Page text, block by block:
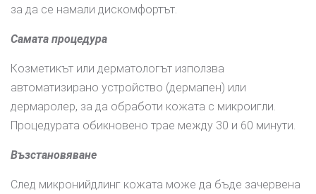
за да се намали дискомфортът.
Самата процедура
Козметикът или дерматологът използва
автоматизирано устройство (дермапен) или
дермаролер, за да обработи кожата с микроигли.
Процедурата обикновено трае между 30 и 60 минути.
Възстановяване
След микронийдлинг кожата може да бъде зачервена